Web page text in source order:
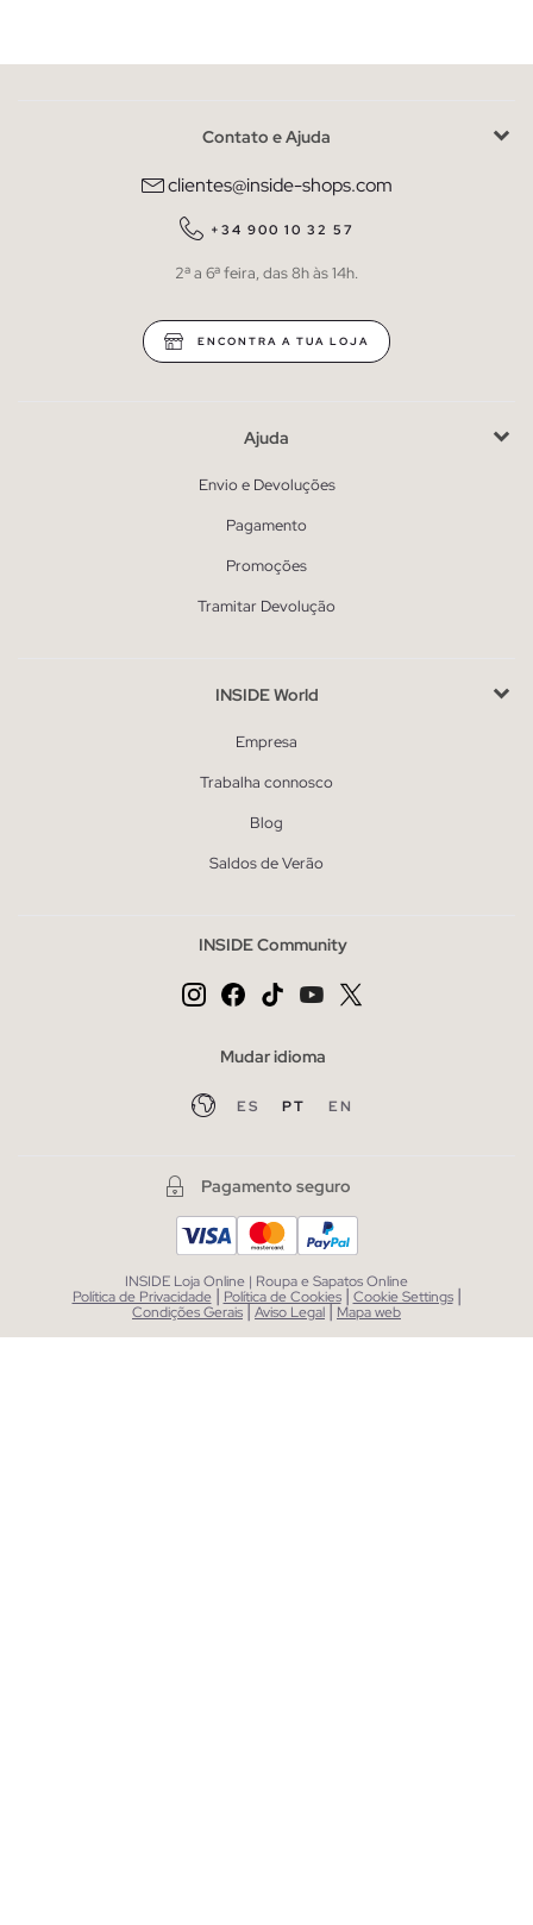
Contato e Ajuda
clientes@inside-shops.com
+34 900 10 32 57
2ª a 6ª feira, das 8h às 14h.
ENCONTRA A TUA LOJA
Ajuda
Envio e Devoluções
Pagamento
Promoções
Tramitar Devolução
INSIDE World
Empresa
Trabalha connosco
Blog
Saldos de Verão
INSIDE Community
Mudar idioma
ES PT EN
Pagamento seguro
INSIDE Loja Online | Roupa e Sapatos Online
Política de Privacidade | Política de Cookies | Cookie Settings |
Condições Gerais|Aviso Legal| Mapa web